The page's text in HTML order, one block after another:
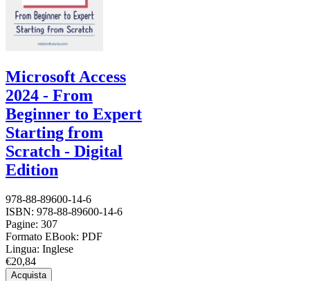
Microsoft Access
2024 - From
Beginner to Expert
Starting from
Scratch - Digital
Edition
978-88-89600-14-6
ISBN: 978-88-89600-14-6
Pagine: 307
Formato EBook: PDF
Lingua: Inglese
€20,84
Acquista